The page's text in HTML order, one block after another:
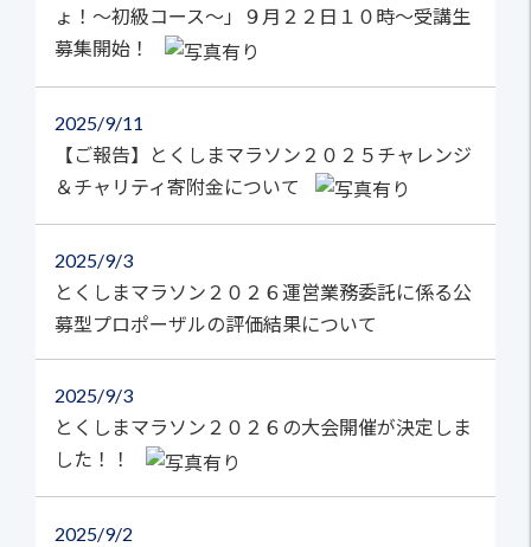
ょ！～初級コース～」９月２２日１０時～受講生
募集開始！
2025 9/11
【ご報告】とくしまマラソン２０２５チャレンジ
＆チャリティ寄附金について
2025 9/3
とくしまマラソン２０２６運営業務委託に係る公
募型プロポーザルの評価結果について
2025 9/3
とくしまマラソン２０２６の大会開催が決定しま
した！！
2025 9/2